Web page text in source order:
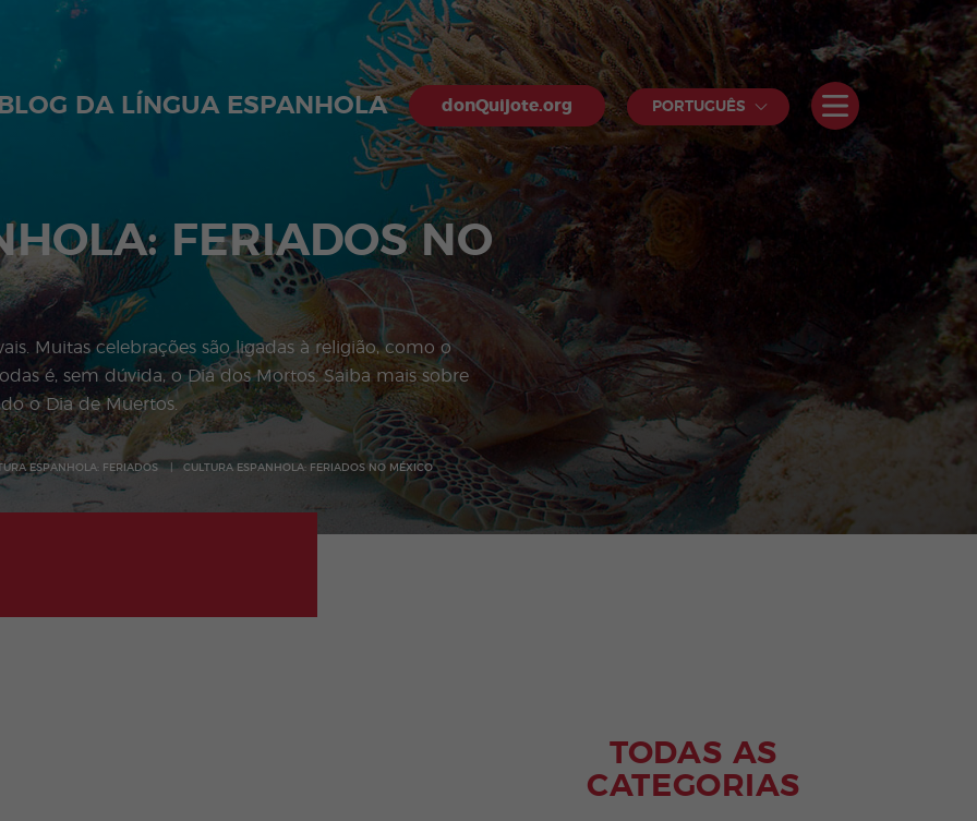
DA LÍNGUA ESPANHOLA donQuijote.org PORTUGUÊS
FERIADOS NO
Muitas celebrações são ligadas à religião, como o
é, sem dúvida, o Dia dos Mortos. Saiba mais sobre
o Dia de Muertos.
ESPANHOLA: FERIADOS CULTURA ESPANHOLA: FERIADOS NO MÉXICO
TODAS AS
CATEGORIAS